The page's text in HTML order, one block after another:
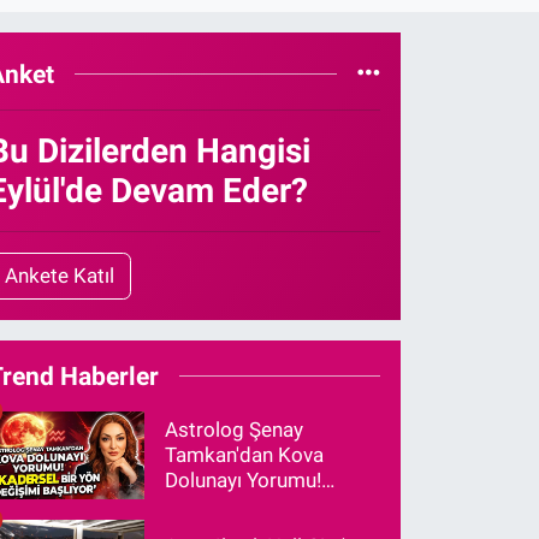
Dizilerden Hangisi
Devam Eder?
Ankete Katıl
Haberler
Astrolog Şenay
Tamkan'dan Kova
Dolunayı Yorumu!